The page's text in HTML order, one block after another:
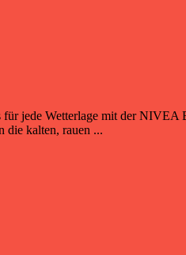
jede Wetterlage mit der NIVEA
kalten, rauen ...